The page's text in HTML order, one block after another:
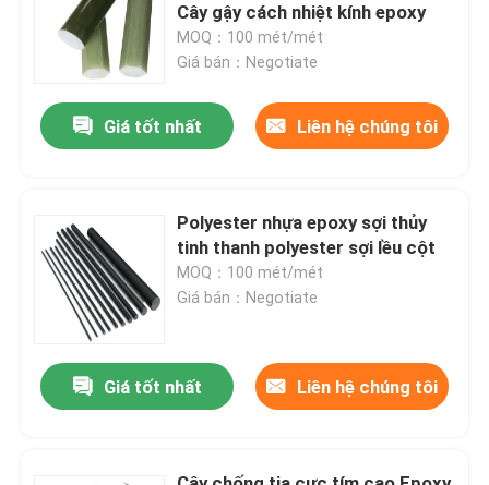
Cây gậy cách nhiệt kính epoxy
MOQ：100 mét/mét
Giá bán：Negotiate
Giá tốt nhất Liên hệ chúng tôi
Polyester nhựa epoxy sợi thủy
tinh thanh polyester sợi lều cột
MOQ：100 mét/mét
Giá bán：Negotiate
Giá tốt nhất Liên hệ chúng tôi